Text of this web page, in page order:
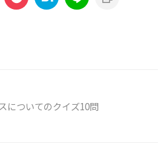
についてのクイズ10問